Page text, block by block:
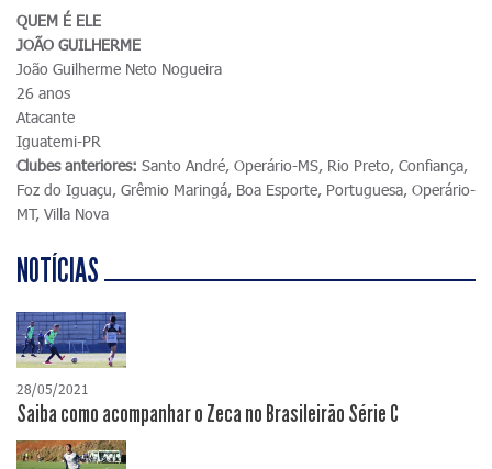
QUEM É ELE
JOÃO GUILHERME
João Guilherme Neto Nogueira
26 anos
Atacante
Iguatemi-PR
Clubes anteriores: Santo André, Operário-MS, Rio Preto, Confiança,
Foz do Iguaçu, Grêmio Maringá, Boa Esporte, Portuguesa, Operário-
MT, Villa Nova
NOTÍCIAS
28/05/2021
Saiba como acompanhar o Zeca no Brasileirão Série C